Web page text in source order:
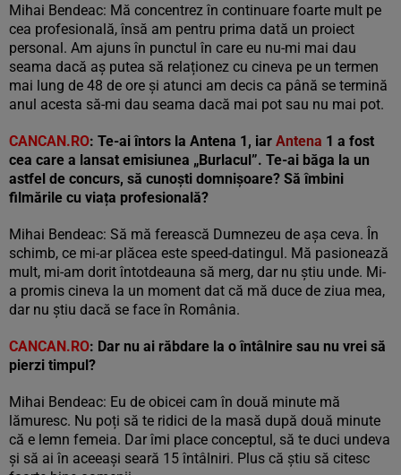
Mihai Bendeac: Mă concentrez în continuare foarte mult pe
cea profesională, însă am pentru prima dată un proiect
personal. Am ajuns în punctul în care eu nu-mi mai dau
seama dacă aș putea să relaționez cu cineva pe un termen
mai lung de 48 de ore și atunci am decis ca până se termină
anul acesta să-mi dau seama dacă mai pot sau nu mai pot.
CANCAN.RO: Te-ai întors la Antena 1, iar Antena 1 a fost
cea care a lansat emisiunea „Burlacul”. Te-ai băga la un
astfel de concurs, să cunoști domnișoare? Să îmbini
filmările cu viața profesională?
Mihai Bendeac: Să mă ferească Dumnezeu de așa ceva. În
schimb, ce mi-ar plăcea este speed-datingul. Mă pasionează
mult, mi-am dorit întotdeauna să merg, dar nu știu unde. Mi-
a promis cineva la un moment dat că mă duce de ziua mea,
dar nu știu dacă se face în România.
CANCAN.RO: Dar nu ai răbdare la o întâlnire sau nu vrei să
pierzi timpul?
Mihai Bendeac: Eu de obicei cam în două minute mă
lămuresc. Nu poți să te ridici de la masă după două minute
că e lemn femeia. Dar îmi place conceptul, să te duci undeva
și să ai în aceeași seară 15 întâlniri. Plus că știu să citesc